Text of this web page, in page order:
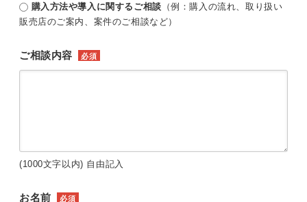
購入方法や導入に関するご相談 （例：購入の流れ、取り扱い
販売店のご案内、案件のご相談など）
ご相談内容 必須
(1000文字以内) 自由記入
お名前 必須